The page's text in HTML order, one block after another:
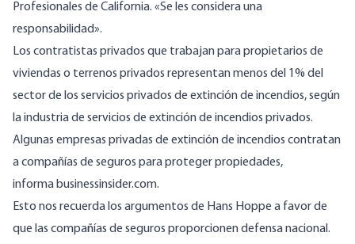
Profesionales de California. «Se les considera una
responsabilidad».
Los contratistas privados que trabajan para propietarios de
viviendas o terrenos privados representan menos del 1% del
sector de los servicios privados de extinción de incendios, según
la industria de servicios de extinción de incendios privados.
Algunas empresas privadas de extinción de incendios contratan
a compañías de seguros para proteger propiedades,
informa businessinsider.com.
Esto nos recuerda los argumentos de Hans Hoppe a favor de
que las compañías de seguros proporcionen defensa nacional.